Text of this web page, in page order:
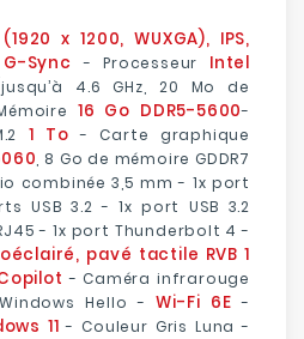
x 1200, WUXGA), IPS,
Sync
- Processeur Intel
4.6 GHz, 20 Mo de
16 Go DDR5-5600-
1 To - Carte graphique
, 8 Go de mémoire GDDR7
combinée 3,5 mm - 1x port
USB 3.2 - 1x port USB 3.2
- 1x port Thunderbolt 4 -
pavé tactile RVB 1
- Caméra infrarouge
Windows Hello -Wi-Fi 6E -
11 - Couleur Gris Luna -